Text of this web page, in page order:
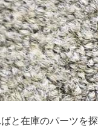
と在庫のパーツを探